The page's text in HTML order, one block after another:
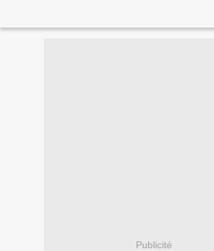
Publicité